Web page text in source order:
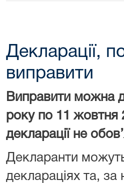
Декларації,
виправити
Виправити можна
року по 11 жовтня
декларації не
Декларанти
деклараціях та, за